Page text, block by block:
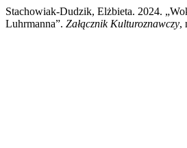
Stachowiak-Dudzik, Elżbieta. 2024.
Luhrmanna”. Załącznik Kulturoznawczy,